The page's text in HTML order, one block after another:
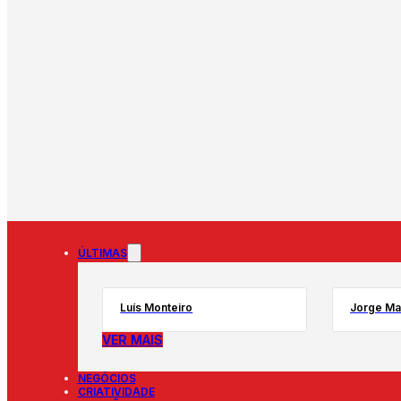
ÚLTIMAS
Luís Monteiro Jorge
VER MAIS
NEGÓCIOS
CRIATIVIDADE